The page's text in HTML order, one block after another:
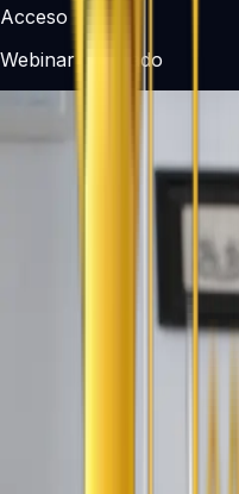
Acceso
Webinar realizado